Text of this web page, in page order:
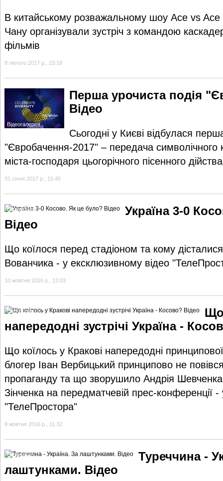
В китайському розважальному шоу Ace vs Ace
Чану організували зустріч з командою
фільмів
8 лютого 2017 р., 23:18
Відеогалерея
Перша урочиста подія
Відео
Сьогодні у Києві відбулася
"Євробачення-2017" – передача символічного
міста-господаря цьогорічного пісенного дійства
31 січня 2017 р., 15:45
Ексклюзив
Україна 3-0
Відео
Що коїлося перед стадіоном та кому дісталися
Вованчика - у ексклюзивному відео
10 жовтня 2016 р., 13:03
Ексклюзив
Що
напередодні зустрічі Україна -
Що коїлось у Кракові напередодні принципової
блогер Іван Вербицький принципово не
пропаганду та що зворушило Андрія Шевченка
Зінченка на передматчевій прес-конференції
"ТелеПростора"
9 жовтня 2016 р., 11:32
Ексклюзив
Туреччина -
лаштунками. Відео